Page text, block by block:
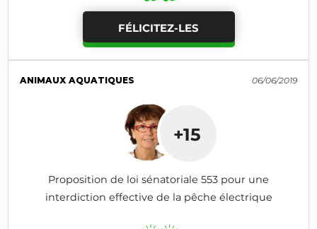
FÉLICITEZ-LES
ANIMAUX AQUATIQUES 06/06/2019
+15
Proposition de loi sénatoriale 553 pour une
interdiction effective de la pêche électrique